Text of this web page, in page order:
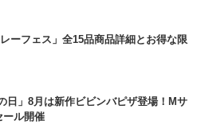
ーフェス」全15品商品詳細とお得な限
日」8月は新作ビビンバピザ登場！Mサ
ール開催